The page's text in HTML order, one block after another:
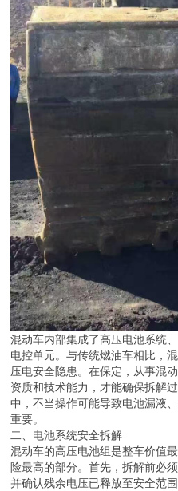
混动车内部集成了高压电池系统
电控单元。与传统燃油车相比，
压电安全隐患。在保定，从事混
资质和技术能力，才能确保拆解
中，不当操作可能导致电池漏液
重要。
二、电池系统安全拆解
混动车的高压电池组是整车价值
险最高的部分。首先，拆解前必
并确认残余电压已释放至安全范